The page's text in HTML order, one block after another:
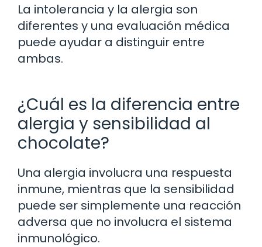
La intolerancia y la alergia son
diferentes y una evaluación médica
puede ayudar a distinguir entre
ambas.
¿Cuál es la diferencia entre
alergia y sensibilidad al
chocolate?
Una alergia involucra una respuesta
inmune, mientras que la sensibilidad
puede ser simplemente una reacción
adversa que no involucra el sistema
inmunológico.